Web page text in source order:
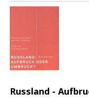
Russland -